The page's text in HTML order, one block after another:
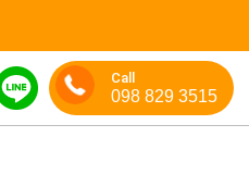
Call
098 829 3515